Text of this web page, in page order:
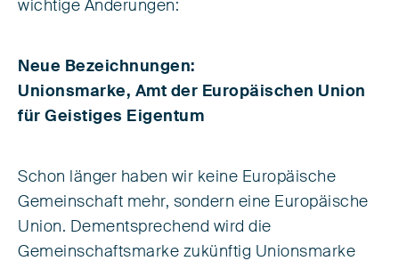
wichtige Änderungen:
Neue Bezeichnungen:
Unionsmarke, Amt der Europäischen Union
für Geistiges Eigentum
Schon länger haben wir keine Europäische
Gemeinschaft mehr, sondern eine Europäische
Union. Dementsprechend wird die
Gemeinschaftsmarke zukünftig Unionsmarke